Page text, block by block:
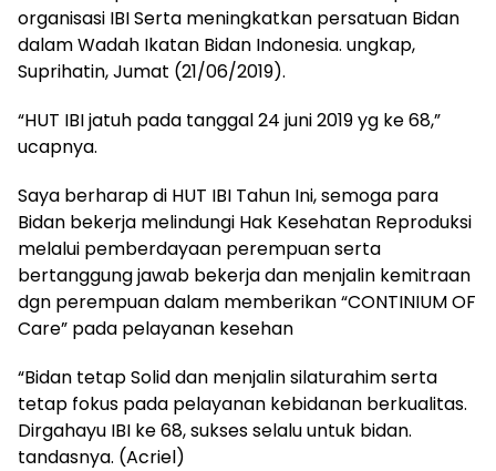
organisasi IBI Serta meningkatkan persatuan Bidan
dalam Wadah Ikatan Bidan Indonesia. ungkap,
Suprihatin, Jumat (21/06/2019).
“HUT IBI jatuh pada tanggal 24 juni 2019 yg ke 68,”
ucapnya.
Saya berharap di HUT IBI Tahun Ini, semoga para
Bidan bekerja melindungi Hak Kesehatan Reproduksi
melalui pemberdayaan perempuan serta
bertanggung jawab bekerja dan menjalin kemitraan
dgn perempuan dalam memberikan “CONTINIUM OF
Care” pada pelayanan kesehan
“Bidan tetap Solid dan menjalin silaturahim serta
tetap fokus pada pelayanan kebidanan berkualitas.
Dirgahayu IBI ke 68, sukses selalu untuk bidan.
tandasnya. (Acriel)